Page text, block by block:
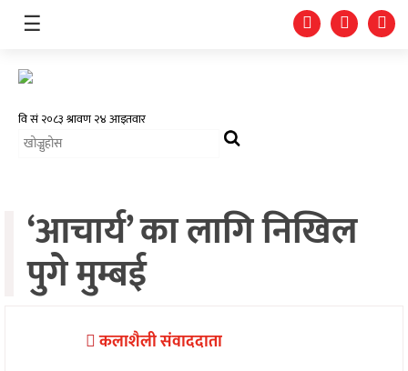
समाचार
चलचित्र
भिडियो
☰
‘आचार्य’ का लागि निखिल
पुगे मुम्बई
कलाशैली संवाददाता